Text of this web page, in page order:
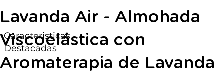
Lavanda Air - Almohada
Viscoelástica con
Aromaterapia de Lavanda
Caracteristicas
Destacadas